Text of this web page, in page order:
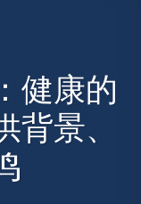
健康的
景、